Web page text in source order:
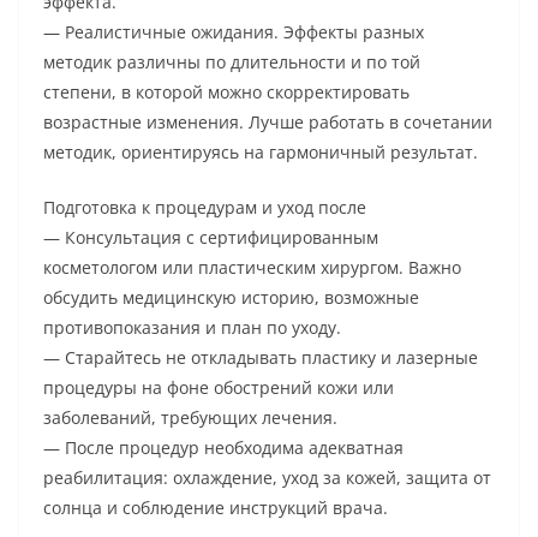
— Реалистичные ожидания. Эффекты разных
методик различны по длительности и по той
степени, в которой можно скорректировать
возрастные изменения. Лучше работать в сочетании
методик, ориентируясь на гармоничный результат.
Подготовка к процедурам и уход после
— Консультация с сертифицированным
косметологом или пластическим хирургом. Важно
обсудить медицинскую историю, возможные
противопоказания и план по уходу.
— Старайтесь не откладывать пластику и лазерные
процедуры на фоне обострений кожи или
заболеваний, требующих лечения.
— После процедур необходима адекватная
реабилитация: охлаждение, уход за кожей, защита от
солнца и соблюдение инструкций врача.